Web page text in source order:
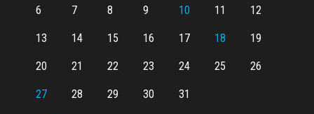
6 7 8 9 10 11 12
13 14 15 16 17 18 19
20 21 22 23 24 25 26
27 28 29 30 31